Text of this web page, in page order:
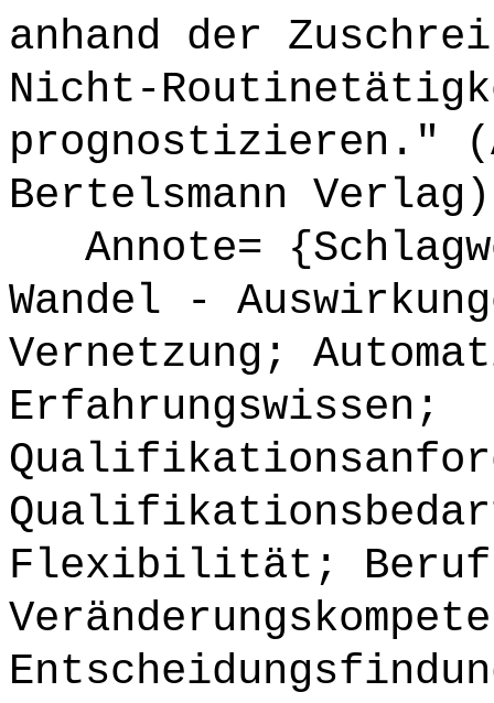
anhand der
Nicht-
prognostizieren."
Bertelsmann
Annote=
Wandel -
Vernetzung;
Erfahrungswissen;
Flexibilität;